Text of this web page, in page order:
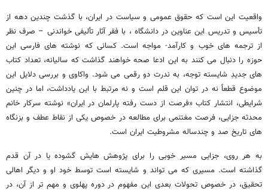
واقعیت این است که حقوق عمومی و سیاست در ایران، با گذشت چندین دهه از
تأسیس و تدریس این عناوین در دانشگاه ، با فقر آثار تألیفی خواندنی – صرف نظر
از ترجمه های خوب و کارآمد- مواجه است. کسانی که نوشته های فارسی این
حوزه را دنبال می کنند به این ادعا صحه خواهند گذاشت که سالیانه، تعداد کتاب
های جدیدِ شایسته توجه، به ندرت دو رقمی می شود. واکاوی و بررسی دلایل این
موضوع قطعاً نه در توان این قلم است و نه مرتبط با این یادداشت، اما در چنین
شرایطی، انتشار کتاب «فرصت از دست رفته پارلمان در ایران» نوشته سرکار خانم
محدثه جزایی، فرصت مغتنمی برای مطالعه در خصوص یکی از نقاط عطف و بزنگاه
های تاریخ صد و چندساله مشروطیت ایران است.
به هر روی، جزایی مسیر خوبی را برای پژوهش هایش گشوده یا در آن قدم
گذاشته است. مسیری که می تواند و شایسته است توسط خود او و دیگر اهالی
تحقیق، در خصوص تحولات بعدی این مفهوم در دوره پهلوی و مهم تر از آن، در